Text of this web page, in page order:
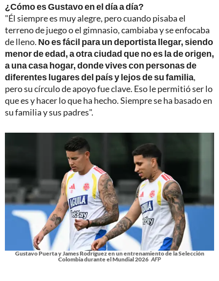
¿Cómo es Gustavo en el día a día?
"Él siempre es muy alegre, pero cuando pisaba el
terreno de juego o el gimnasio, cambiaba y se enfocaba
de lleno. No es fácil para un deportista llegar, siendo
menor de edad, a otra ciudad que no es la de origen,
a una casa hogar, donde vives con personas de
diferentes lugares del país y lejos de su familia,
pero su círculo de apoyo fue clave. Eso le permitió ser lo
que es y hacer lo que ha hecho. Siempre se ha basado en
su familia y sus padres".
Gustavo Puerta y James Rodríguez en un entrenamiento de la Selección
Colombia durante el Mundial 2026 AFP